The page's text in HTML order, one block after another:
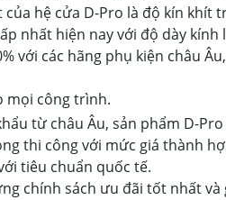
hệ cửa D-Pro là độ kín khít
nhất hiện nay với độ dày
với các hãng phụ kiện châu
mọi công trình.
từ châu Âu, sản phẩm D-
thi công với mức giá thành
tiêu chuẩn quốc tế.
chính sách ưu đãi tốt nhất